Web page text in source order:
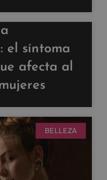
el síntoma
afecta al
BELLEZA